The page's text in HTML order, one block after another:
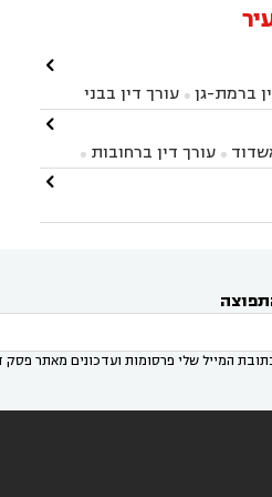
ברמת-גן 
עורך דין בבני
עורך דין בראשון לציון
ציונה
עורך דין בחולון
עורך

 עורך דין ברחובות 
דין במודיעין
עורך דין


המייל שלי פרסומות ועדכונים מאתר פסק